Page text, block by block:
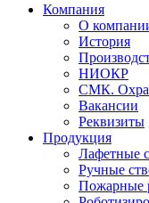
Компания
О
История
НИОКР
СМК.
Вакансии
Реквизиты
Продукция
Лафетные
Ручные
Пожарные